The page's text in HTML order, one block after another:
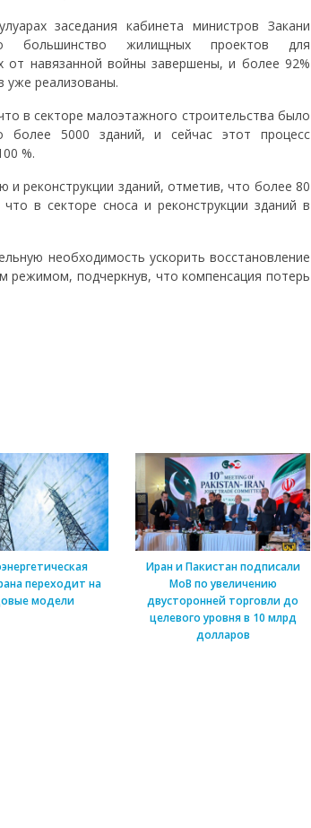
заседания кабинета министров Закани
большинство жилищных проектов для
от навязанной войны завершены, и более 92%
уже реализованы.
в секторе малоэтажного строительства было
более 5000 зданий, и сейчас этот процесс
%.
и реконструкции зданий, отметив, что более 80
в секторе сноса и реконструкции зданий в
необходимость ускорить восстановление
режимом, подчеркнув, что компенсация потерь
переходит на
модели
Иран и Пакистан подписали
МоВ по увеличению
двусторонней торговли до
целевого уровня в 10 млрд
долларов